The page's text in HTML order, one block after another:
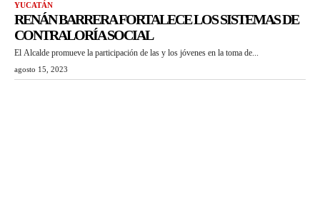
YUCATÁN
RENÁN BARRERA FORTALECE LOS SISTEMAS DE
CONTRALORÍA SOCIAL
El Alcalde promueve la participación de las y los jóvenes en la toma de...
agosto 15, 2023